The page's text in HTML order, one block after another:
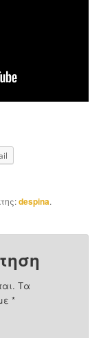
despina.
Τα
*